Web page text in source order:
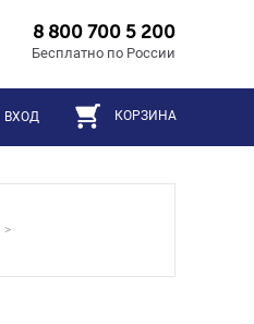
8 800 700 5 200
Бесплатно по России
ВХОД КОРЗИНА